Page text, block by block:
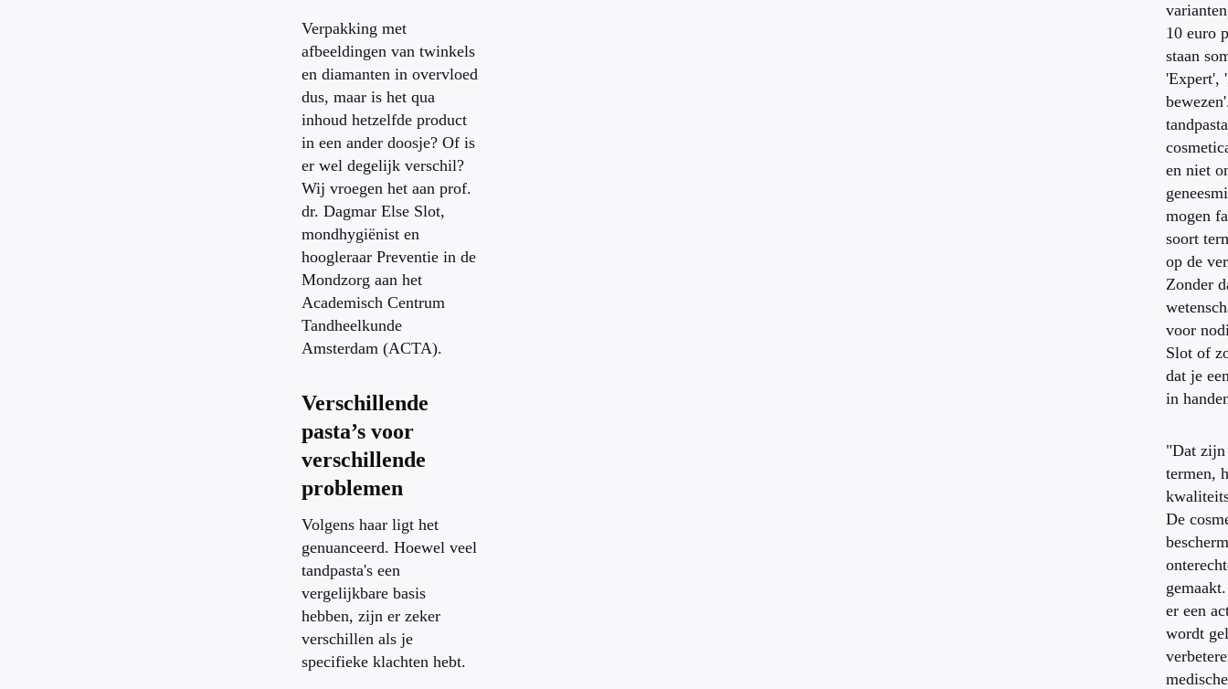
Verpakking met
afbeeldingen van twinkels
en diamanten in overvloed
dus, maar is het qua
inhoud hetzelfde product
in een ander doosje? Of is
er wel degelijk verschil?
Wij vroegen het aan prof.
dr. Dagmar Else Slot,
mondhygiënist en
hoogleraar Preventie in de
Mondzorg aan het
Academisch Centrum
Tandheelkunde
Amsterdam (ACTA).
Verschillende
pasta’s voor
verschillende
problemen
Volgens haar ligt het
genuanceerd. Hoewel veel
tandpasta's een
vergelijkbare basis
hebben, zijn er zeker
verschillen als je
specifieke klachten hebt.
10 euro
staan
'Expert',
en niet
mogen
soort
op de
Zonder
voor
Slot of
dat je
in
"Dat zijn
termen,
De
er een
wordt